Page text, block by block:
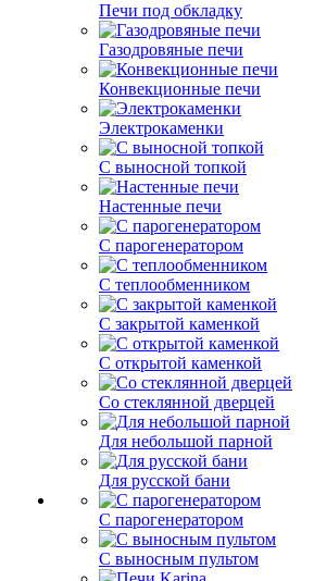
Печи под обкладку
Газодровяные печи
Конвекционные печи
Электрокаменки
С выносной топкой
Настенные печи
С парогенератором
С теплообменником
С закрытой каменкой
С открытой каменкой
Со стеклянной дверцей
Для небольшой парной
Для русской бани
С парогенератором
С выносным пультом